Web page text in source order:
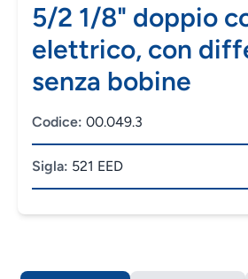
5/2 1/8" doppio
elettrico, con
senza bobine
Codice: 00.049.3
Sigla: 521 EED